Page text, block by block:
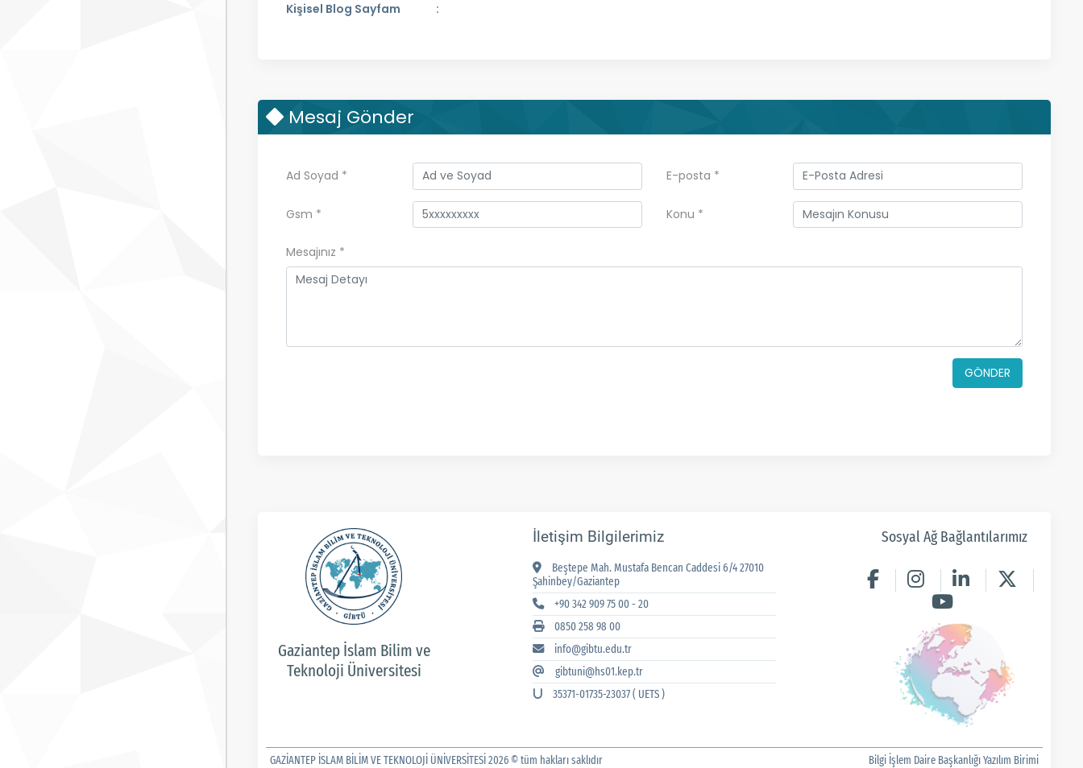
Kişisel Blog Sayfam
Mesaj Gönder
Ad Soyad * E-posta *
Gsm * Konu *
Mesajınız *
Gaziantep İslam Bilim ve
Teknoloji Üniversitesi
İletişim Bilgilerimiz
Beştepe Mah. Mustafa Bencan Caddesi 6/4 27010
Şahinbey/Gaziantep
+90 342 909 75 00 - 20
0850 258 98 00
info@gibtu.edu.tr
gibtuni@hs01.kep.tr
35371-01735-23037 ( UETS )
Sosyal Ağ Bağlantılarımız
GAZİANTEP İSLAM BİLİM VE TEKNOLOJİ ÜNİVERSİTESİ 2026 © tüm hakları saklıdır Bilgi İşlem Daire Başkanlığı Yazılım Birimi